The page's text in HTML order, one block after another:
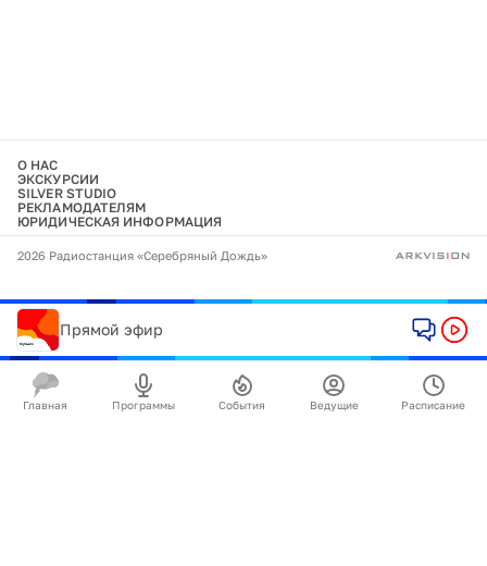
О НАС
ЭКСКУРСИИ
SILVER STUDIO
РЕКЛАМОДАТЕЛЯМ
ЮРИДИЧЕСКАЯ ИНФОРМАЦИЯ
2026 Радиостанция «Серебряный Дождь»
Прямой эфир
Главная Программы События Ведущие Расписание